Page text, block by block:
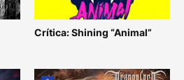
Crítica: Shining “Animal”